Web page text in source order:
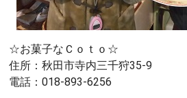
☆お菓子なＣｏｔｏ☆
住所：秋田市寺内三千狩35-9
電話：018-893-6256